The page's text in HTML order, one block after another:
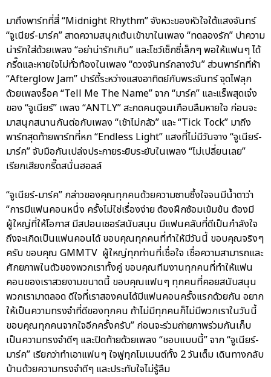
มาถึงพาร์ทที่สี่ “Midnight Rhythm” จังหวะของหัวใจใต้แสงจันทร์
“จูเนียร์-มาร์ค” สาดความสนุกเต้นเข้าขาในเพลง “ทดลองรัก” ปาความ
น่ารักใส่ด้วยเพลง “อย่าน่ารักเกิน” และโชว์เซ็กซี่เล็กๆ พอให้แฟนๆ ได้
กรี๊ดและหายใจไม่ทั่วท้องในเพลง “ดวงจันทร์กลางวัน” ส่วนพาร์ทที่ห้า
“Afterglow Jam” ปาร์ตี้ระหว่างแสงอาทิตย์กับพระจันทร์ จุดไฟลุก
ด้วยเพลงร็อค “Tell Me The Name” จาก “มาร์ค” และแร็พสุดเจ๋ง
ของ “จูเนียร์” เพลง “ANTLY” สะกดคนดูจนเกือบลืมหายใจ ก่อนจะ
มาสนุกสนานกันต่อกับเพลง “เช้าไม่กลัว” และ “Tick Tock” มาถึง
พาร์ทสุดท้ายพาร์ทที่หก “Endless Light” แสงที่ไม่มีวันจาง “จูเนียร์-
มาร์ค” จับมือกันเปล่งประกายระยิบระยับในเพลง “ไม่เปลี่ยนเลย”
เรียกเสียงกรี๊ดสนั่นฮอลล์
“จูเนียร์-มาร์ค” กล่าวของคุณทุกคนด้วยความซาบซึ้งใจจนมีน้ำตาว่า
“การมีแฟนคอนหนึ่ง ครั้งไม่ใช่เรื่องง่าย ต้องฝึกซ้อมเข้มข้น ต้องมี
ผู้ใหญ่ที่ให้โอกาส มีสปอนเซอร์สนับสนุน มีแฟนคลับที่ดีเป็นกำลังใจ
ถึงจะเกิดเป็นแฟนคอนได้ ขอบคุณทุกคนที่ทำให้มีวันนี้ ขอบคุณจริงๆ
ครับ ขอบคุณ GMMTV ผู้ใหญ่ทุกท่านที่เชื่อใจ เชื่อความสามารถและ
ศักยภาพในตัวของพวกเราทั้งคู่ ขอบคุณทีมงานทุกคนที่ทำให้แฟน
คอนของเราสวยงามขนาดนี้ ขอบคุณแฟนๆ ทุกคนที่คอยสนับสนุน
พวกเรามาตลอด ดีใจที่เราสองคนได้มีแฟนคอนครั้งแรกด้วยกัน อยาก
ให้เป็นความทรงจำที่ดีของทุกคน ถ้าไม่มีทุกคนก็ไม่มีพวกเราในวันนี้
ขอบคุณทุกคนจากใจอีกครั้งครับ” ก่อนจะร่วมถ่ายภาพร่วมกันเก็บ
เป็นความทรงจำดีๆ และปิดท้ายด้วยเพลง “ชอบแบบนี้” จาก “จูเนียร์-
มาร์ค” เรียกว่าทำเอาแฟนๆ ใจฟูทุกโมเมนต์ทั้ง 2 วันเต็ม เดินทางกลับ
บ้านด้วยความทรงจำดีๆ และประทับใจไม่รู้ลืม